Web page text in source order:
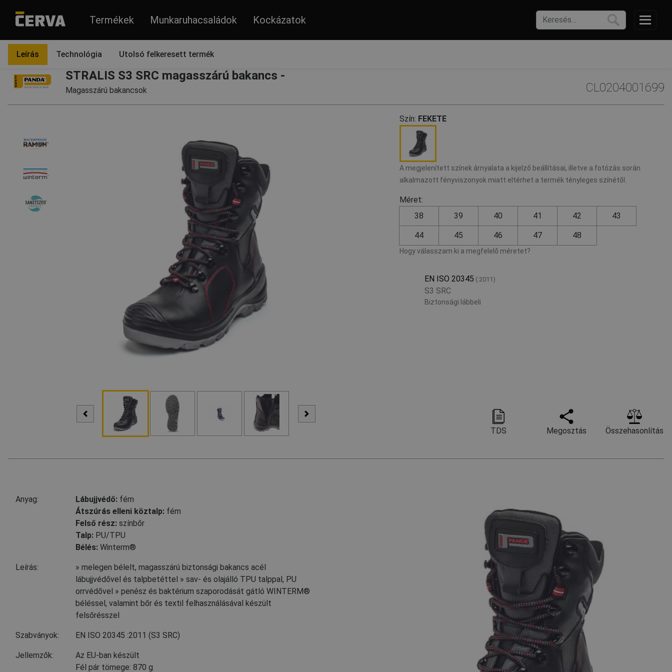
Termékek Munkaruhacsaládok Kockázatok
STRALIS S3 SRC magasszárú bakancs -
Magasszárú bakancsok CL0204001699
Szín: FEKETE
A megjelenített színek árnyalata a kijelző beállításai, illetve a fotózás során
alkalmazott fényviszonyok miatt eltérhet a termék tényleges színétől.
Méret:
38
39 40 41 42 43
44 45 46 47 48
Hogy válasszam ki a megfelelő méretet?
EN ISO 20345 (:2011)
S3 SRC
Biztonsági lábbeli
TDS Megosztás Összehasonlítás
Leírás Technológia Utolsó felkeresett termék
Anyag: Lábujjvédő: fém
Átszúrás elleni köztalp: fém
Felső rész: színbőr
Talp: PU/TPU
Bélés: Winterm®
Leírás:
» melegen bélelt, magasszárú biztonsági bakancs acél
lábujjvédővel és talpbetéttel » sav- és olajálló TPU talppal, PU
orrvédővel » penész és baktérium szaporodását gátló WINTERM®
béléssel, valamint bőr és textil felhasználásával készült
felsőrésszel
Szabványok: EN ISO 20345 :2011 (S3 SRC)
Jellemzők:
Az EU-ban készült
Fél pár tömege: 870 g